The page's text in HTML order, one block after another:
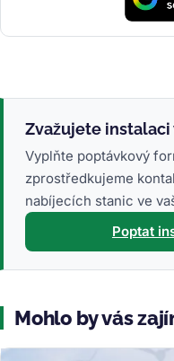
Zvažujete
Vyplňte poptávkový
zprostředkujeme
nabíjecích stanic ve
Poptat
Mohlo by vás